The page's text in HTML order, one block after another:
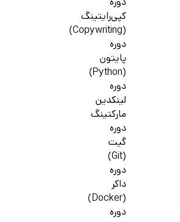
دوره
کپی‌رایتینگ
(Copywriting)
دوره
پایتون
(Python)
دوره
لینکدین
مارکتینگ
دوره
گیت
(Git)
دوره
داکر
(Docker)
دوره